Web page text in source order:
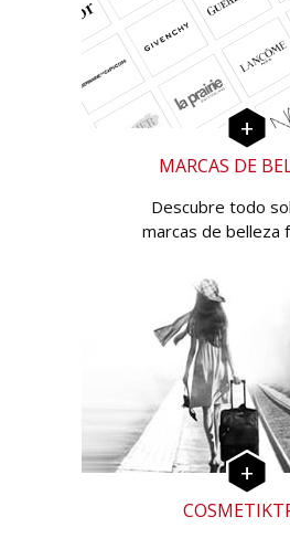
MARCAS DE
Descubre todo
marcas de belleza